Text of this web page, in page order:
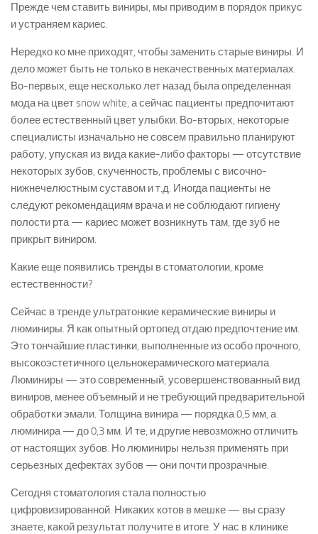
Прежде чем ставить виниры, мы приводим в порядок прикус
и устраняем кариес.
Нередко ко мне приходят, чтобы заменить старые виниры. И
дело может быть не только в некачественных материалах.
Во-первых, еще несколько лет назад была определенная
мода на цвет snow white, а сейчас пациенты предпочитают
более естественный цвет улыбки. Во-вторых, некоторые
специалисты изначально не совсем правильно планируют
работу, упуская из вида какие-либо факторы — отсутствие
некоторых зубов, скученность, проблемы с височно-
нижнечелюстным суставом и т.д. Иногда пациенты не
следуют рекомендациям врача и не соблюдают гигиену
полости рта — кариес может возникнуть там, где зуб не
прикрыт виниром.
Какие еще появились тренды в стоматологии, кроме
естественности?
Сейчас в тренде ультратонкие керамические виниры и
люминиры. Я как опытный ортопед отдаю предпочтение им.
Это тончайшие пластинки, выполненные из особо прочного,
высокоэстетичного цельнокерамического материала.
Люминиры — это современный, усовершенствованный вид
виниров, менее объемный и не требующий предварительной
обработки эмали. Толщина винира — порядка 0,5 мм, а
люминира — до 0,3 мм. И те, и другие невозможно отличить
от настоящих зубов. Но люминиры нельзя применять при
серьезных дефектах зубов — они почти прозрачные.
Сегодня стоматология стала полностью
цифровизированной. Никаких котов в мешке — вы сразу
знаете, какой результат получите в итоге. У нас в клинике